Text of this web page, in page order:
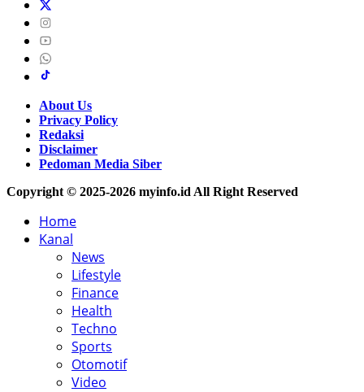
About Us
Privacy Policy
Redaksi
Disclaimer
Pedoman Media Siber
Copyright © 2025-2026 myinfo.id All Right Reserved
Home
Kanal
News
Lifestyle
Finance
Health
Techno
Sports
Otomotif
Video